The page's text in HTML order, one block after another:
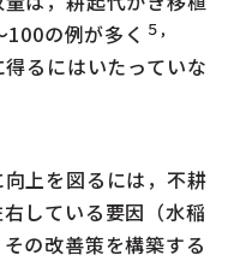
の例が多く ５,
るにはいたっていな
上を図るには，不耕
している要因（水稲
の改善策を構築する